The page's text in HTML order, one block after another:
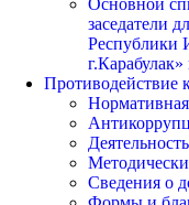
заседатели
Республики
Противодействие
Нормативная
Сведения о